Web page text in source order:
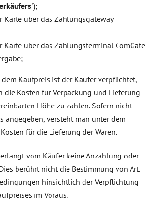
");
Karte über das Zahlungsgateway
Karte über das Zahlungsterminal ComGate
Kaufpreis ist der Käufer verpflichtet,
die Kosten für Verpackung und Lieferung
Höhe zu zahlen. Sofern nicht
angegeben, versteht man unter dem
für die Lieferung der Waren.
vom Käufer keine Anzahlung oder
berührt nicht die Bestimmung von Art.
hinsichtlich der Verpflichtung
im Voraus.